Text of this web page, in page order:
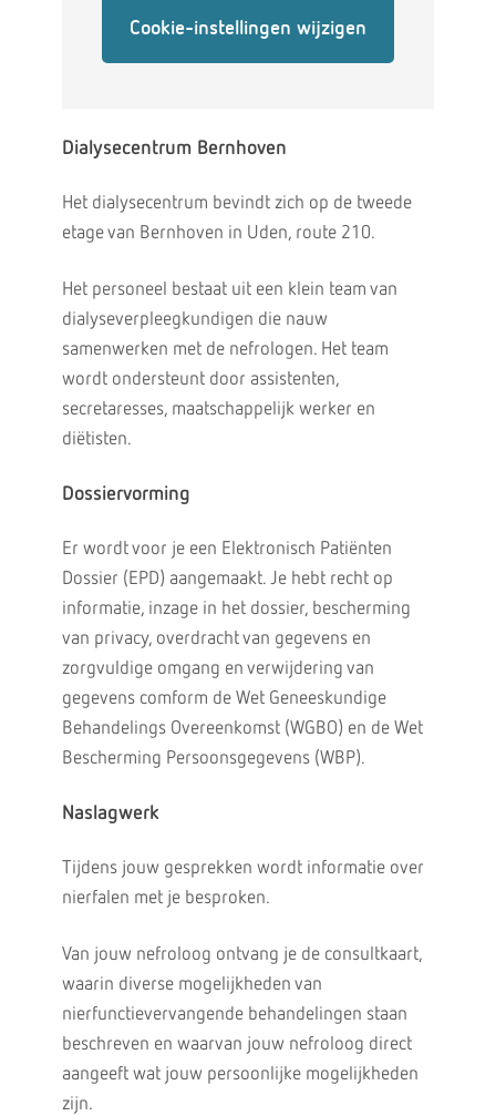
Cookie-instellingen wijzigen
Dialysecentrum Bernhoven
Het dialysecentrum bevindt zich op de tweede
etage van Bernhoven in Uden, route 210.
Het personeel bestaat uit een klein team van
dialyseverpleegkundigen die nauw
samenwerken met de nefrologen. Het team
wordt ondersteunt door assistenten,
secretaresses, maatschappelijk werker en
diëtisten.
Dossiervorming
Er wordt voor je een Elektronisch Patiënten
Dossier (EPD) aangemaakt. Je hebt recht op
informatie, inzage in het dossier, bescherming
van privacy, overdracht van gegevens en
zorgvuldige omgang en verwijdering van
gegevens comform de Wet Geneeskundige
Behandelings Overeenkomst (WGBO) en de Wet
Bescherming Persoonsgegevens (WBP).
Naslagwerk
Tijdens jouw gesprekken wordt informatie over
nierfalen met je besproken.
Van jouw nefroloog ontvang je de consultkaart,
waarin diverse mogelijkheden van
nierfunctievervangende behandelingen staan
beschreven en waarvan jouw nefroloog direct
aangeeft wat jouw persoonlijke mogelijkheden
zijn.